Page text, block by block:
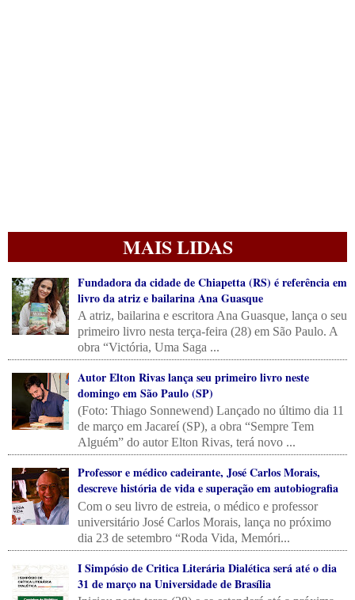
MAIS LIDAS
Fundadora da cidade de Chiapetta (RS) é referência em
livro da atriz e bailarina Ana Guasque
A atriz, bailarina e escritora Ana Guasque, lança o seu
primeiro livro nesta terça-feira (28) em São Paulo. A
obra “Victória, Uma Saga ...
Autor Elton Rivas lança seu primeiro livro neste
domingo em São Paulo (SP)
(Foto: Thiago Sonnewend) Lançado no último dia 11
de março em Jacareí (SP), a obra “Sempre Tem
Alguém” do autor Elton Rivas, terá novo ...
Professor e médico cadeirante, José Carlos Morais,
descreve história de vida e superação em autobiografia
Com o seu livro de estreia, o médico e professor
universitário José Carlos Morais, lança no próximo
dia 23 de setembro “Roda Vida, Memóri...
I Simpósio de Critica Literária Dialética será até o dia
31 de março na Universidade de Brasília